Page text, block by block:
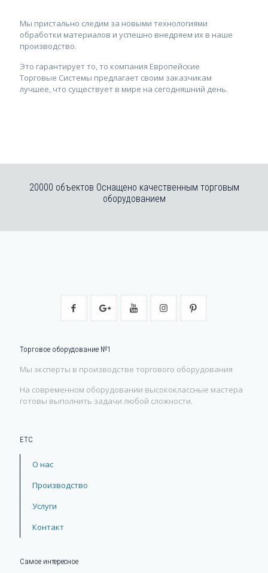
Мы пристально следим за новыми технологиями
обработки материалов и успешно внедряем их в наше
производство.
Это гарантирует то, то компания Европейские
Торговые Системы предлагает своим заказчикам
лучшее, что существует в мире на сегодняшний день.
20000 объектов Оснащено качественным торговым
оборудованием
Торговое оборудование №1
Мы эксперты в производстве торгового оборудования
На современном оборудовании высококлассные мастера
готовы выполнить задачи любой сложности.
ЕТС
О нас
Производство
Услуги
Контакт
Самое интересное